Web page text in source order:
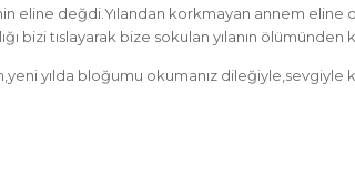
eline değdi.Yılandan korkmayan annem eline
bizi tıslayarak bize sokulan yılanın ölümünden
yılda bloğumu okumanız dileğiyle,sevgiyle